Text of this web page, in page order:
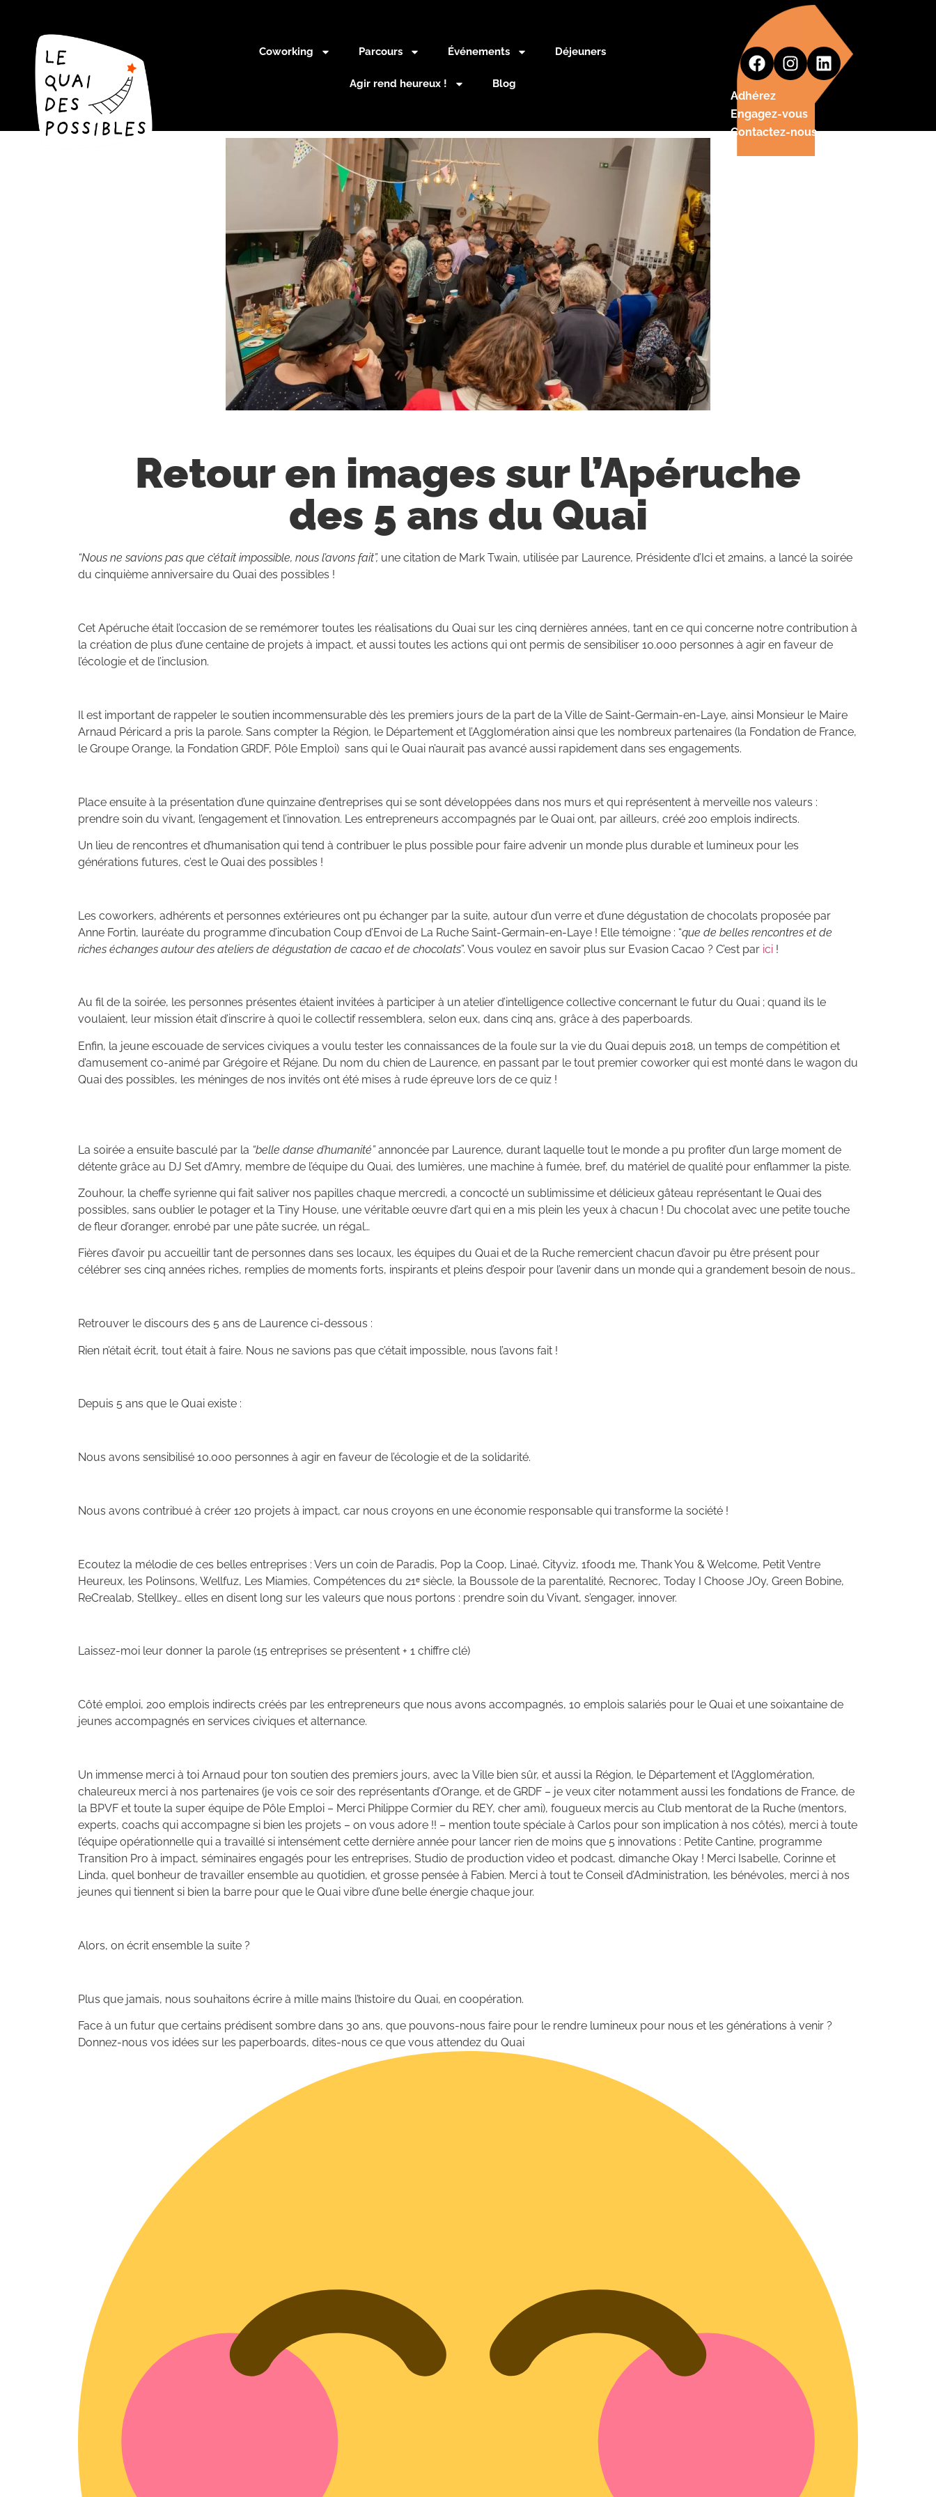
Coworking Parcours Événements Déjeuners
Agir rend heureux ! Blog
Adhérez
Engagez-vous
Contactez-nous
Retour en images sur l’Apéruche
des 5 ans du Quai
“Nous ne savions pas que c’était impossible, nous l’avons fait”, une citation de Mark Twain, utilisée par Laurence, Présidente d’Ici et 2mains, a lancé la soirée
du cinquième anniversaire du Quai des possibles !
Cet Apéruche était l’occasion de se remémorer toutes les réalisations du Quai sur les cinq dernières années, tant en ce qui concerne notre contribution à
la création de plus d’une centaine de projets à impact, et aussi toutes les actions qui ont permis de sensibiliser 10.000 personnes à agir en faveur de
l’écologie et de l’inclusion.
Il est important de rappeler le soutien incommensurable dès les premiers jours de la part de la Ville de Saint-Germain-en-Laye, ainsi Monsieur le Maire
Arnaud Péricard a pris la parole. Sans compter la Région, le Département et l’Agglomération ainsi que les nombreux partenaires (la Fondation de France,
le Groupe Orange, la Fondation GRDF, Pôle Emploi) sans qui le Quai n’aurait pas avancé aussi rapidement dans ses engagements.
Place ensuite à la présentation d’une quinzaine d’entreprises qui se sont développées dans nos murs et qui représentent à merveille nos valeurs :
prendre soin du vivant, l’engagement et l’innovation. Les entrepreneurs accompagnés par le Quai ont, par ailleurs, créé 200 emplois indirects.
Un lieu de rencontres et d’humanisation qui tend à contribuer le plus possible pour faire advenir un monde plus durable et lumineux pour les
générations futures, c’est le Quai des possibles !
Les coworkers, adhérents et personnes extérieures ont pu échanger par la suite, autour d’un verre et d’une dégustation de chocolats proposée par
Anne Fortin, lauréate du programme d’incubation Coup d’Envoi de La Ruche Saint-Germain-en-Laye ! Elle témoigne : “que de belles rencontres et de
riches échanges autour des ateliers de dégustation de cacao et de chocolats”. Vous voulez en savoir plus sur Evasion Cacao ? C’est par ici !
Au fil de la soirée, les personnes présentes étaient invitées à participer à un atelier d’intelligence collective concernant le futur du Quai ; quand ils le
voulaient, leur mission était d’inscrire à quoi le collectif ressemblera, selon eux, dans cinq ans, grâce à des paperboards.
Enfin, la jeune escouade de services civiques a voulu tester les connaissances de la foule sur la vie du Quai depuis 2018, un temps de compétition et
d’amusement co-animé par Grégoire et Réjane. Du nom du chien de Laurence, en passant par le tout premier coworker qui est monté dans le wagon du
Quai des possibles, les méninges de nos invités ont été mises à rude épreuve lors de ce quiz !
La soirée a ensuite basculé par la “belle danse d’humanité”annoncée par Laurence, durant laquelle tout le monde a pu profiter d’un large moment de
détente grâce au DJ Set d’Amry, membre de l’équipe du Quai, des lumières, une machine à fumée, bref, du matériel de qualité pour enflammer la piste.
Zouhour, la cheffe syrienne qui fait saliver nos papilles chaque mercredi, a concocté un sublimissime et délicieux gâteau représentant le Quai des
possibles, sans oublier le potager et la Tiny House, une véritable œuvre d’art qui en a mis plein les yeux à chacun ! Du chocolat avec une petite touche
de fleur d’oranger, enrobé par une pâte sucrée, un régal…
Fières d’avoir pu accueillir tant de personnes dans ses locaux, les équipes du Quai et de la Ruche remercient chacun d’avoir pu être présent pour
célébrer ses cinq années riches, remplies de moments forts, inspirants et pleins d’espoir pour l’avenir dans un monde qui a grandement besoin de nous…
Retrouver le discours des 5 ans de Laurence ci-dessous :
Rien n’était écrit, tout était à faire. Nous ne savions pas que c’était impossible, nous l’avons fait !
Depuis 5 ans que le Quai existe :
Nous avons sensibilisé 10.000 personnes à agir en faveur de l’écologie et de la solidarité.
Nous avons contribué à créer 120 projets à impact, car nous croyons en une économie responsable qui transforme la société !
Ecoutez la mélodie de ces belles entreprises : Vers un coin de Paradis, Pop la Coop, Linaé, Cityviz, 1food1 me, Thank You & Welcome, Petit Ventre
Heureux, les Polinsons, Wellfuz, Les Miamies, Compétences du 21ᵉ siècle, la Boussole de la parentalité, Recnorec, Today I Choose JOy, Green Bobine,
ReCrealab, Stellkey… elles en disent long sur les valeurs que nous portons : prendre soin du Vivant, s’engager, innover.
Laissez-moi leur donner la parole (15 entreprises se présentent + 1 chiffre clé)
Côté emploi, 200 emplois indirects créés par les entrepreneurs que nous avons accompagnés, 10 emplois salariés pour le Quai et une soixantaine de
jeunes accompagnés en services civiques et alternance.
Un immense merci à toi Arnaud pour ton soutien des premiers jours, avec la Ville bien sûr, et aussi la Région, le Département et l’Agglomération,
chaleureux merci à nos partenaires (je vois ce soir des représentants d’Orange, et de GRDF – je veux citer notamment aussi les fondations de France, de
la BPVF et toute la super équipe de Pôle Emploi – Merci Philippe Cormier du REY, cher ami), fougueux mercis au Club mentorat de la Ruche (mentors,
experts, coachs qui accompagne si bien les projets – on vous adore !! – mention toute spéciale à Carlos pour son implication à nos côtés), merci à toute
l’équipe opérationnelle qui a travaillé si intensément cette dernière année pour lancer rien de moins que 5 innovations : Petite Cantine, programme
Transition Pro à impact, séminaires engagés pour les entreprises, Studio de production video et podcast, dimanche Okay ! Merci Isabelle, Corinne et
Linda, quel bonheur de travailler ensemble au quotidien, et grosse pensée à Fabien. Merci à tout te Conseil d’Administration, les bénévoles, merci à nos
jeunes qui tiennent si bien la barre pour que le Quai vibre d’une belle énergie chaque jour.
Alors, on écrit ensemble la suite ?
Plus que jamais, nous souhaitons écrire à mille mains l’histoire du Quai, en coopération.
Face à un futur que certains prédisent sombre dans 30 ans, que pouvons-nous faire pour le rendre lumineux pour nous et les générations à venir ?
Donnez-nous vos idées sur les paperboards, dites-nous ce que vous attendez du Quai